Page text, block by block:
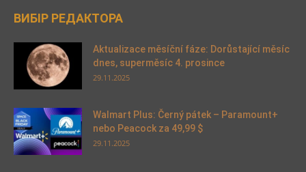
ВИБІР РЕДАКТОРА
Aktualizace měsíční fáze: Dorůstající měsíc
dnes, superměsíc 4. prosince
29.11.2025
Walmart Plus: Černý pátek – Paramount+
nebo Peacock za 49,99 $
29.11.2025